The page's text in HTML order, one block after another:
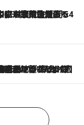
んだよ」 片岡仁左衛門・市川中車ら豪華座組みで4年目の立川立飛歌舞伎へ
勝手に再ブーム
パー顔負けの高速歌唱まで…さだまさし（74）のアグレッシブすぎる現在地